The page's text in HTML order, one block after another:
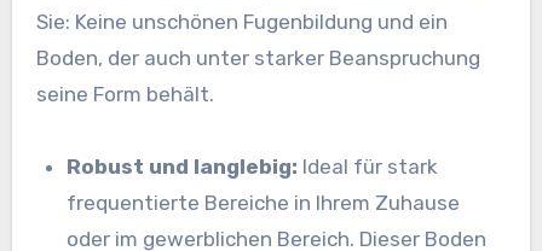
Sie: Keine unschönen Fugenbildung und ein
Boden, der auch unter starker Beanspruchung
seine Form behält.
Robust und langlebig: Ideal für stark
frequentierte Bereiche in Ihrem Zuhause
oder im gewerblichen Bereich. Dieser Boden